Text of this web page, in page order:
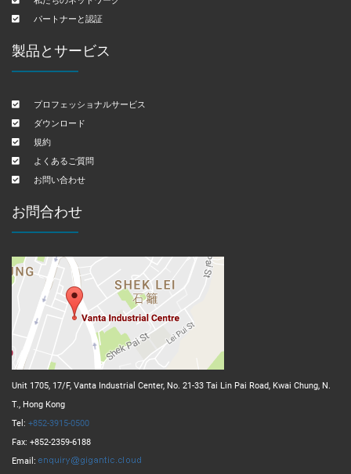
パートナーと認証
製品とサービス
プロフェッショナルサービス
ダウンロード
規約
よくあるご質問
お問い合わせ
お問合わせ
Unit 1705, 17/F, Vanta Industrial Center, No. 21-33 Tai Lin Pai Road, Kwai Chung, N.
T., Hong Kong
Tel: +852-3915-0500
Fax: +852-2359-6188
Email: